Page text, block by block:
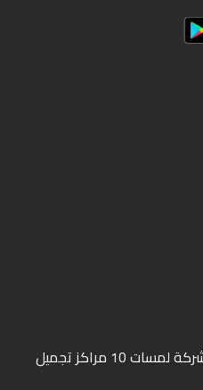
ﺗﻤﺘﻠﻚ ﺷﺮﻛﺔ ﻟﻤﺴﺎت 10 ﻣﺮاﻛﺰ ﺗﺠﻤﻴﻞ